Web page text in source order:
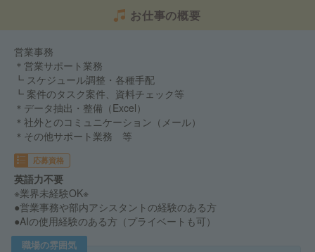
お仕事の概要
営業事務
＊営業サポート業務
┗ スケジュール調整・各種手配
┗ 案件のタスク案件、資料チェック等
＊データ抽出・整備（Excel）
＊社外とのコミュニケーション（メール）
＊その他サポート業務 等
応募資格
英語力不要
※業界未経験OK※
●営業事務や部内アシスタントの経験のある方
●AIの使用経験のある方（プライベートも可）
職場の雰囲気